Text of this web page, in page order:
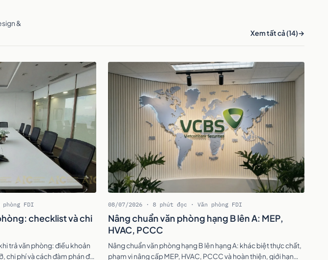
&
Xem tất cả (14)
FDI
checklist và chi
trả văn phòng: điều khoản
chi phí và cách đàm phán để
08/07/2026 · 8 phút đọc · Văn phòng FDI
Nâng chuẩn văn phòng hạng B lên A: MEP,
HVAC, PCCC
Nâng chuẩn văn phòng hạng B lên hạng A: khác biệt thực chất,
phạm vi nâng cấp MEP, HVAC, PCCC và hoàn thiện, giới hạn